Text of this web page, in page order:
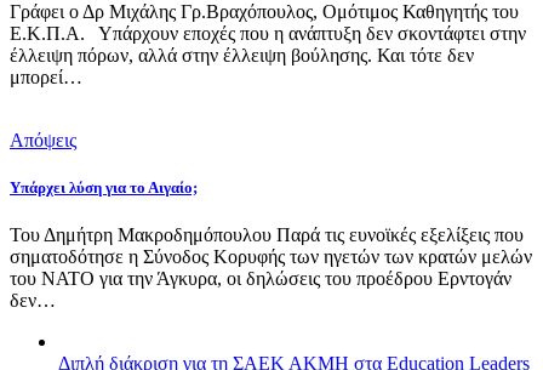
Γράφει ο Δρ Μιχάλης Γρ.Βραχόπουλος, Ομότιμος Καθηγητής του
Ε.Κ.Π.Α. Υπάρχουν εποχές που η ανάπτυξη δεν σκοντάφτει στην
έλλειψη πόρων, αλλά στην έλλειψη βούλησης. Και τότε δεν
μπορεί…
Απόψεις
Υπάρχει λύση για το Αιγαίο;
Του Δημήτρη Μακροδημόπουλου Παρά τις ευνοϊκές εξελίξεις που
σηματοδότησε η Σύνοδος Κορυφής των ηγετών των κρατών μελών
του ΝΑΤΟ για την Άγκυρα, οι δηλώσεις του προέδρου Ερντογάν
δεν…
Διπλή διάκριση για τη ΣΑΕΚ ΑΚΜΗ στα Education Leaders